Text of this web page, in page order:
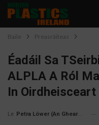
Baile Preasráiteas
Éadáil Sa
ALPLA A Ról
In Oirdheisceart
Le Petra Löwer (An Ghearmáin)